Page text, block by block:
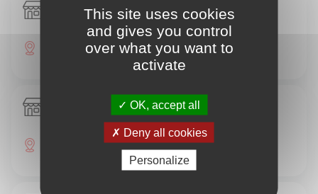
Century 21 - Presqu'ile Immobilier
20 Rue Du Plat 69002 Lyon
Century 21 - Immobilier République
78 Rue De La Part-Dieu 69003 Lyon
This site uses cookies
and gives you control
over what you want to
activate
OK, accept all
Deny all cookies
Personalize